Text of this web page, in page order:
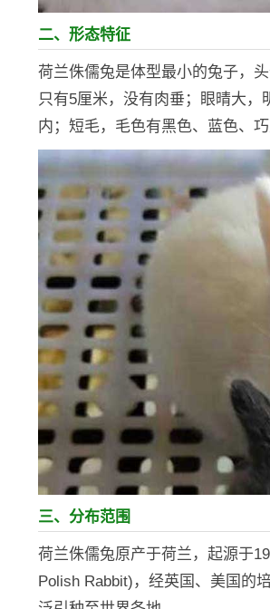
二、形态特征
荷兰侏儒兔是体型最小的兔子，
只有5厘米，没有肉垂；眼晴大
内；短毛，毛色有黑色、蓝色、
三、分布范围
荷兰侏儒兔原产于荷兰，起源于
Polish Rabbit)，经英国、美国的